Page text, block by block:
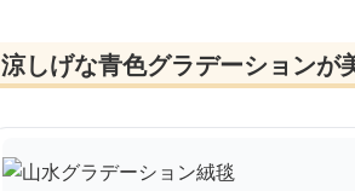
涼しげな青色グラデーションが